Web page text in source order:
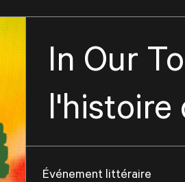
In Our
l'histoire
Événement littéraire